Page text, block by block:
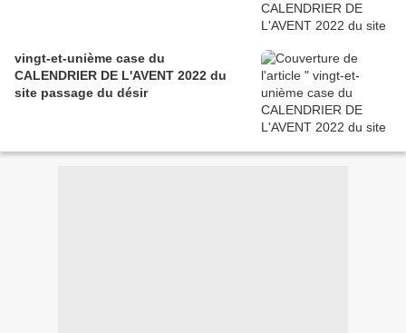
vingt-et-unième case du
CALENDRIER DE L'AVENT 2022 du
site passage du désir